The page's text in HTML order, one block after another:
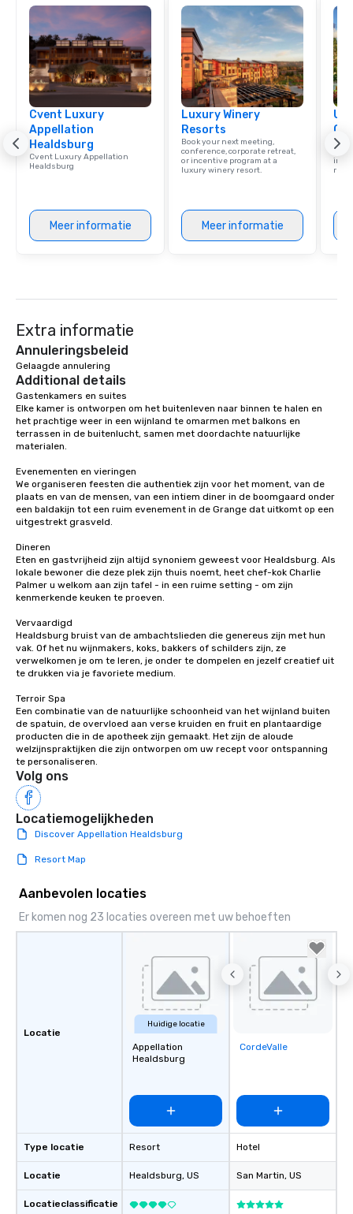
Cvent Luxury
Appellation
Healdsburg
Cvent Luxury Appellation
Healdsburg
Meer informatie
Luxury Winery
Resorts
Book your next meeting,
conference, corporate retreat,
or incentive program at a
luxury winery resort.
Meer informatie
Find
Extra informatie
Annuleringsbeleid
Gelaagde annulering
Additional details
Gastenkamers en suites
Elke kamer is ontworpen om het buitenleven naar binnen te halen en
het prachtige weer in een wijnland te omarmen met balkons en
terrassen in de buitenlucht, samen met doordachte natuurlijke
materialen.
Evenementen en vieringen
We organiseren feesten die authentiek zijn voor het moment, van de
plaats en van de mensen, van een intiem diner in de boomgaard onder
een baldakijn tot een ruim evenement in de Grange dat uitkomt op een
uitgestrekt grasveld.
Dineren
Eten en gastvrijheid zijn altijd synoniem geweest voor Healdsburg. Als
lokale bewoner die deze plek zijn thuis noemt, heet chef-kok Charlie
Palmer u welkom aan zijn tafel - in een ruime setting - om zijn
kenmerkende keuken te proeven.
Vervaardigd
Healdsburg bruist van de ambachtslieden die genereus zijn met hun
vak. Of het nu wijnmakers, koks, bakkers of schilders zijn, ze
verwelkomen je om te leren, je onder te dompelen en jezelf creatief uit
te drukken via je favoriete medium.
Terroir Spa
Een combinatie van de natuurlijke schoonheid van het wijnland buiten
de spatuin, de overvloed aan verse kruiden en fruit en plantaardige
producten die in de apotheek zijn gemaakt. Het zijn de aloude
welzijnspraktijken die zijn ontworpen om uw recept voor ontspanning
te personaliseren.
Volg ons
Locatiemogelijkheden
Discover Appellation Healdsburg
Resort Map
Aanbevolen locaties
Er komen nog 23 locaties overeen met uw behoeften
Locatie
Type locatie
Locatie
Locatieclassificatie
Huidige locatie
Appellation
Healdsburg
Resort
Healdsburg, US
Removed from
CordeValle
Hotel
San Martin, US